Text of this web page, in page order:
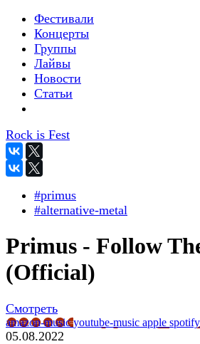
Фестивали
Концерты
Группы
Лайвы
Новости
Статьи
Rock is Fest
#primus
#alternative-metal
Primus - Follow
(Official)
Смотреть
amazon-musicyoutube-music apple spotify
05.08.2022